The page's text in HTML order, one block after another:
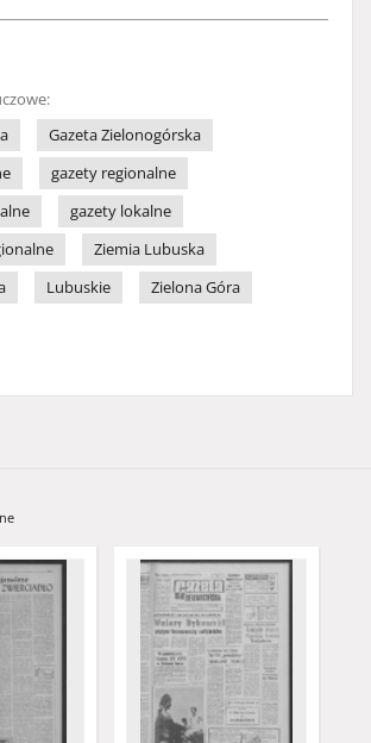
Gazeta Zielonogórska
gazety regionalne
gazety lokalne
Ziemia Lubuska
Lubuskie
Zielona Góra